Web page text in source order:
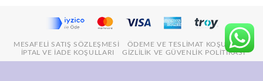
MESAFELI SATIŞ SÖZLEŞMESI
ÖDEME VE TESLIMAT KOŞULLARI
İPTAL VE İADE KOŞULLARI
GIZLILIK VE GÜVENLIK POLITIKASI